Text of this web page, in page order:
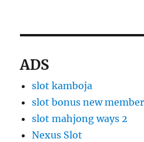
ADS
slot kamboja
slot bonus new member
slot mahjong ways 2
Nexus Slot